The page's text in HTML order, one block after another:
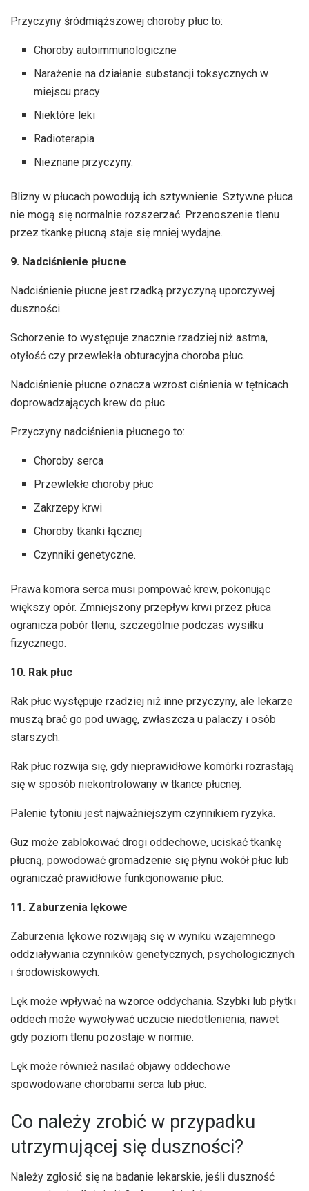
Przyczyny śródmiąższowej choroby płuc to:
Choroby autoimmunologiczne
Narażenie na działanie substancji toksycznych w
miejscu pracy
Niektóre leki
Radioterapia
Nieznane przyczyny.
Blizny w płucach powodują ich sztywnienie. Sztywne płuca
nie mogą się normalnie rozszerzać. Przenoszenie tlenu
przez tkankę płucną staje się mniej wydajne.
9. Nadciśnienie płucne
Nadciśnienie płucne jest rzadką przyczyną uporczywej
duszności.
Schorzenie to występuje znacznie rzadziej niż astma,
otyłość czy przewlekła obturacyjna choroba płuc.
Nadciśnienie płucne oznacza wzrost ciśnienia w tętnicach
doprowadzających krew do płuc.
Przyczyny nadciśnienia płucnego to:
Choroby serca
Przewlekłe choroby płuc
Zakrzepy krwi
Choroby tkanki łącznej
Czynniki genetyczne.
Prawa komora serca musi pompować krew, pokonując
większy opór. Zmniejszony przepływ krwi przez płuca
ogranicza pobór tlenu, szczególnie podczas wysiłku
fizycznego.
10. Rak płuc
Rak płuc występuje rzadziej niż inne przyczyny, ale lekarze
muszą brać go pod uwagę, zwłaszcza u palaczy i osób
starszych.
Rak płuc rozwija się, gdy nieprawidłowe komórki rozrastają
się w sposób niekontrolowany w tkance płucnej.
Palenie tytoniu jest najważniejszym czynnikiem ryzyka.
Guz może zablokować drogi oddechowe, uciskać tkankę
płucną, powodować gromadzenie się płynu wokół płuc lub
ograniczać prawidłowe funkcjonowanie płuc.
11. Zaburzenia lękowe
Zaburzenia lękowe rozwijają się w wyniku wzajemnego
oddziaływania czynników genetycznych, psychologicznych
i środowiskowych.
Lęk może wpływać na wzorce oddychania. Szybki lub płytki
oddech może wywoływać uczucie niedotlenienia, nawet
gdy poziom tlenu pozostaje w normie.
Lęk może również nasilać objawy oddechowe
spowodowane chorobami serca lub płuc.
Co należy zrobić w przypadku
utrzymującej się duszności?
Należy zgłosić się na badanie lekarskie, jeśli duszność